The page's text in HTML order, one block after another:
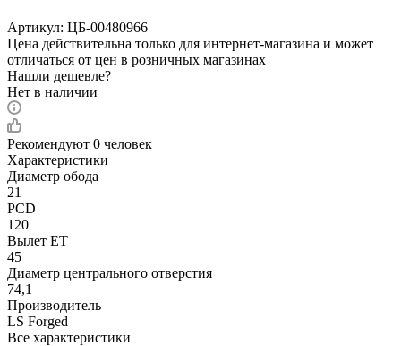
Артикул: ЦБ-00480966
Цена действительна только для интернет-магазина и может
отличаться от цен в розничных магазинах
Нашли дешевле?
Нет в наличии
Рекомендуют 0 человек
Характеристики
Диаметр обода
21
PCD
120
Вылет ET
45
Диаметр центрального отверстия
74,1
Производитель
LS Forged
Все характеристики